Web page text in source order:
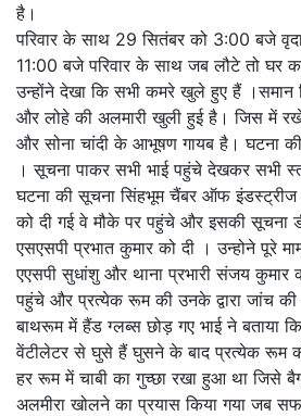
है।
परिवार के साथ 29 सितंबर को 3:00 बजे
11:00 बजे परिवार के साथ जब लौटे तो घर
उन्होंने देखा कि सभी कमरे खुले हुए हैं ।समान
और लोहे की अलमारी खुली हुई है। जिस में
और सोना चांदी के आभूषण गायब है। घटना
। सूचना पाकर सभी भाई पहुंचे देखकर सभी
घटना की सूचना सिंहभूम चैंबर ऑफ इंडस्ट्रीज
को दी गई वे मौके पर पहुंचे और इसकी सूचना
एसएसपी प्रभात कुमार को दी । उन्होने पूरे
एएसपी सुधांशु और थाना प्रभारी संजय कुमार
पहुंचे और प्रत्येक रूम की उनके द्वारा जांच की
बाथरूम में हैंड ग्लब्स छोड़ गए भाई ने बताया
वेंटीलेटर से घुसे हैं घुसने के बाद प्रत्येक रूम की
हर रूम में चाबी का गुच्छा रखा हुआ था जिसे
अलमीरा खोलने का प्रयास किया गया जब